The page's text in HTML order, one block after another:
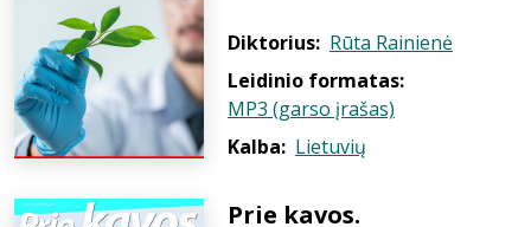
Diktorius: Rūta Rainienė
Leidinio formatas:
MP3 (garso įrašas)
Kalba: Lietuvių
Prie kavos.